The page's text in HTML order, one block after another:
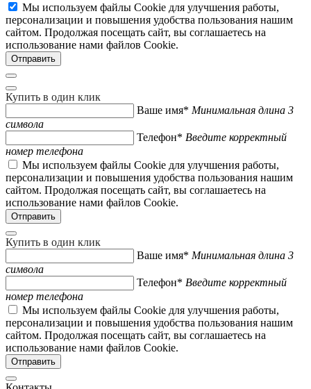
Мы используем файлы Cookie для улучшения работы,
персонализации и повышения удобства пользования нашим
сайтом. Продолжая посещать сайт, вы соглашаетесь на
использование нами файлов Cookie.
Купить в один клик
Ваше имя* Минимальная длина 3
символа
Телефон* Введите корректный
номер телефона
Мы используем файлы Cookie для улучшения работы,
персонализации и повышения удобства пользования нашим
сайтом. Продолжая посещать сайт, вы соглашаетесь на
использование нами файлов Cookie.
Купить в один клик
Ваше имя* Минимальная длина 3
символа
Телефон* Введите корректный
номер телефона
Мы используем файлы Cookie для улучшения работы,
персонализации и повышения удобства пользования нашим
сайтом. Продолжая посещать сайт, вы соглашаетесь на
использование нами файлов Cookie.